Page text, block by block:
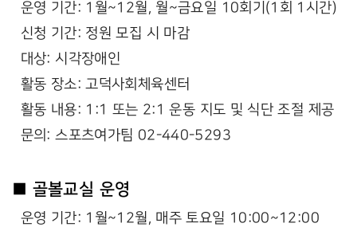
운영 기간: 1월~12월, 월~금요일 10회기(1회 1시간)
신청 기간: 정원 모집 시 마감
대상: 시각장애인
활동 장소: 고덕사회체육센터
활동 내용: 1:1 또는 2:1 운동 지도 및 식단 조절 제공
문의: 스포츠여가팀 02-440-5293
■ 골볼교실 운영
운영 기간: 1월~12월, 매주 토요일 10:00~12:00